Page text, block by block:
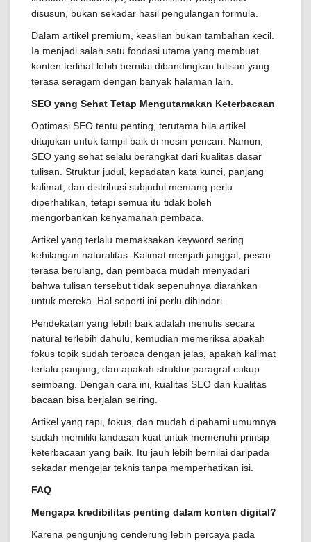
disusun, bukan sekadar hasil pengulangan formula.
Dalam artikel premium, keaslian bukan tambahan kecil.
Ia menjadi salah satu fondasi utama yang membuat
konten terlihat lebih bernilai dibandingkan tulisan yang
terasa seragam dengan banyak halaman lain.
SEO yang Sehat Tetap Mengutamakan Keterbacaan
Optimasi SEO tentu penting, terutama bila artikel
ditujukan untuk tampil baik di mesin pencari. Namun,
SEO yang sehat selalu berangkat dari kualitas dasar
tulisan. Struktur judul, kepadatan kata kunci, panjang
kalimat, dan distribusi subjudul memang perlu
diperhatikan, tetapi semua itu tidak boleh
mengorbankan kenyamanan pembaca.
Artikel yang terlalu memaksakan keyword sering
kehilangan naturalitas. Kalimat menjadi janggal, pesan
terasa berulang, dan pembaca mudah menyadari
bahwa tulisan tersebut tidak sepenuhnya diarahkan
untuk mereka. Hal seperti ini perlu dihindari.
Pendekatan yang lebih baik adalah menulis secara
natural terlebih dahulu, kemudian memeriksa apakah
fokus topik sudah terbaca dengan jelas, apakah kalimat
terlalu panjang, dan apakah struktur paragraf cukup
seimbang. Dengan cara ini, kualitas SEO dan kualitas
bacaan bisa berjalan seiring.
Artikel yang rapi, fokus, dan mudah dipahami umumnya
sudah memiliki landasan kuat untuk memenuhi prinsip
keterbacaan yang baik. Itu jauh lebih bernilai daripada
sekadar mengejar teknis tanpa memperhatikan isi.
FAQ
Mengapa kredibilitas penting dalam konten digital?
Karena pengunjung cenderung lebih percaya pada